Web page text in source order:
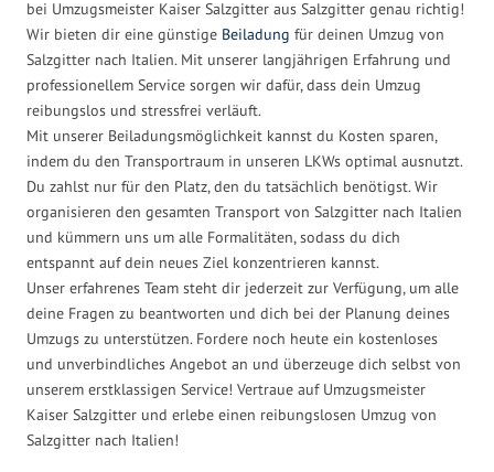
bei Umzugsmeister Kaiser Salzgitter aus Salzgitter genau richtig!
Wir bieten dir eine günstige Beiladung für deinen Umzug von
Salzgitter nach Italien. Mit unserer langjährigen Erfahrung und
professionellem Service sorgen wir dafür, dass dein Umzug
reibungslos und stressfrei verläuft.
Mit unserer Beiladungsmöglichkeit kannst du Kosten sparen,
indem du den Transportraum in unseren LKWs optimal ausnutzt.
Du zahlst nur für den Platz, den du tatsächlich benötigst. Wir
organisieren den gesamten Transport von Salzgitter nach Italien
und kümmern uns um alle Formalitäten, sodass du dich
entspannt auf dein neues Ziel konzentrieren kannst.
Unser erfahrenes Team steht dir jederzeit zur Verfügung, um alle
deine Fragen zu beantworten und dich bei der Planung deines
Umzugs zu unterstützen. Fordere noch heute ein kostenloses
und unverbindliches Angebot an und überzeuge dich selbst von
unserem erstklassigen Service! Vertraue auf Umzugsmeister
Kaiser Salzgitter und erlebe einen reibungslosen Umzug von
Salzgitter nach Italien!